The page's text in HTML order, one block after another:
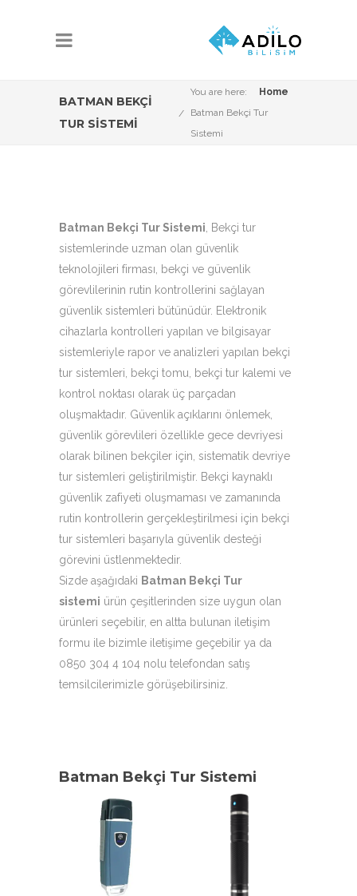
BATMAN BEKÇI
TUR SISTEMI
You are here:
Home
Batman Bekçi Tur
Sistemi
Batman Bekçi Tur Sistemi , Bekçi tur
sistemlerinde uzman olan güvenlik
teknolojileri firması, bekçi ve güvenlik
görevlilerinin rutin kontrollerini sağlayan
güvenlik sistemleri bütünüdür. Elektronik
cihazlarla kontrolleri yapılan ve bilgisayar
sistemleriyle rapor ve analizleri yapılan bekçi
tur sistemleri, bekçi tomu, bekçi tur kalemi ve
kontrol noktası olarak üç parçadan
oluşmaktadır. Güvenlik açıklarını önlemek,
güvenlik görevlileri özellikle gece devriyesi
olarak bilinen bekçiler için, sistematik devriye
tur sistemleri geliştirilmiştir. Bekçi kaynaklı
güvenlik zafiyeti oluşmaması ve zamanında
rutin kontrollerin gerçekleştirilmesi için bekçi
tur sistemleri başarıyla güvenlik desteği
görevini üstlenmektedir.
Sizde aşağıdaki Batman Bekçi Tur
sistemi ürün çeşitlerinden size uygun olan
ürünleri seçebilir, en altta bulunan iletişim
formu ile bizimle iletişime geçebilir ya da
0850 304 4 104 nolu telefondan satış
temsilcilerimizle görüşebilirsiniz.
Batman Bekçi Tur Sistemi